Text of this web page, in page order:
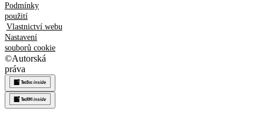
Podmínky
použití
Vlastnictví webu
Nastavení
souborů cookie
©Autorská
práva